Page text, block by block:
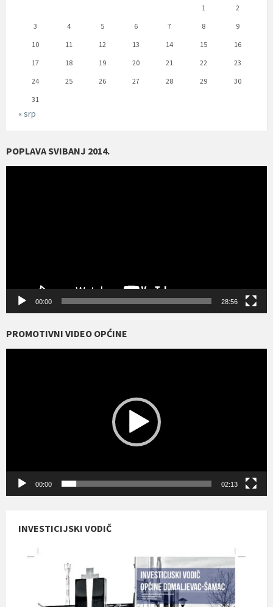
1
2
3
4 5 6 7 8
9
10
11 12 13 14 15
16
17
18 19 20 21 22
23
24
25 26 27 28 29
30
31
« srp
POPLAVA SVIBANJ 2014.
00:00 28:56
PROMOTIVNI VIDEO OPĆINE
00:00 02:13
INVESTICIJSKI VODIČ